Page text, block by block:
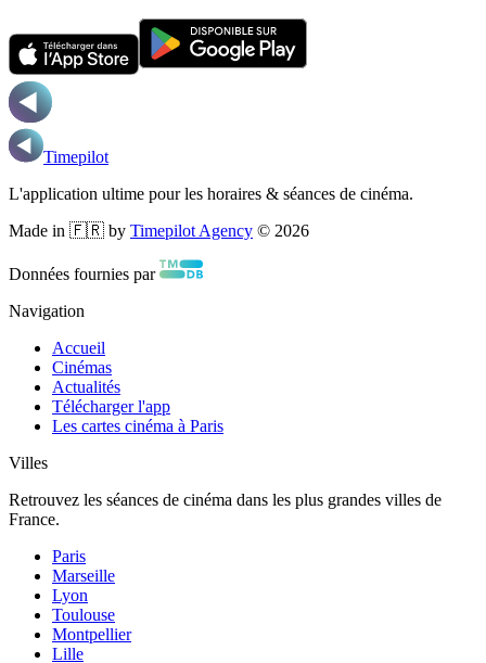
Timepilot
L'application ultime pour les horaires & séances de cinéma.
Made in 🇫🇷 by Timepilot Agency © 2026
Données fournies par
Navigation
Accueil
Cinémas
Actualités
Télécharger l'app
Les cartes cinéma à Paris
Villes
Retrouvez les séances de cinéma dans les plus grandes villes de
France.
Paris
Marseille
Lyon
Toulouse
Montpellier
Lille